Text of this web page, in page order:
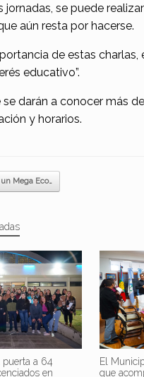
jornadas, se puede
aún resta por hacerse.
de estas
educativo”.
darán a conocer más
y horarios.
Mega Eco…
puerta a 64
en
El
que